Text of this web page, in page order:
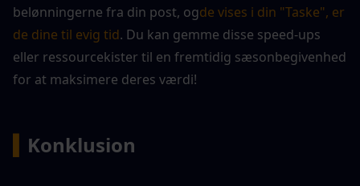
belønningerne fra din post, ogde vises i din "Taske", er
de dine til evig tid. Du kan gemme disse speed-ups
eller ressourcekister til en fremtidig sæsonbegivenhed
for at maksimere deres værdi!
Konklusion